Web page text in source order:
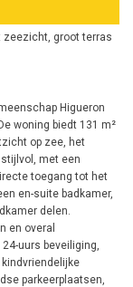
zeezicht, groot terras
Higueron
woning biedt 131 m²
op zee, het
met een
toegang tot het
en-suite badkamer,
delen.
en overal
uurs beveiliging,
parkeerplaatsen,